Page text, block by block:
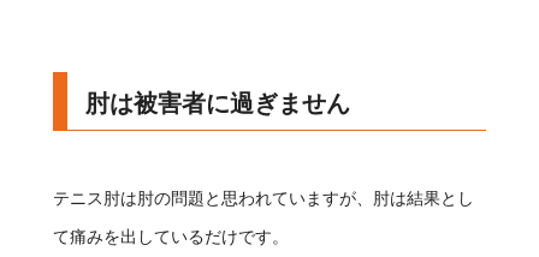
肘は被害者に過ぎません
テニス肘は肘の問題と思われていますが、肘は結果とし
て痛みを出しているだけです。